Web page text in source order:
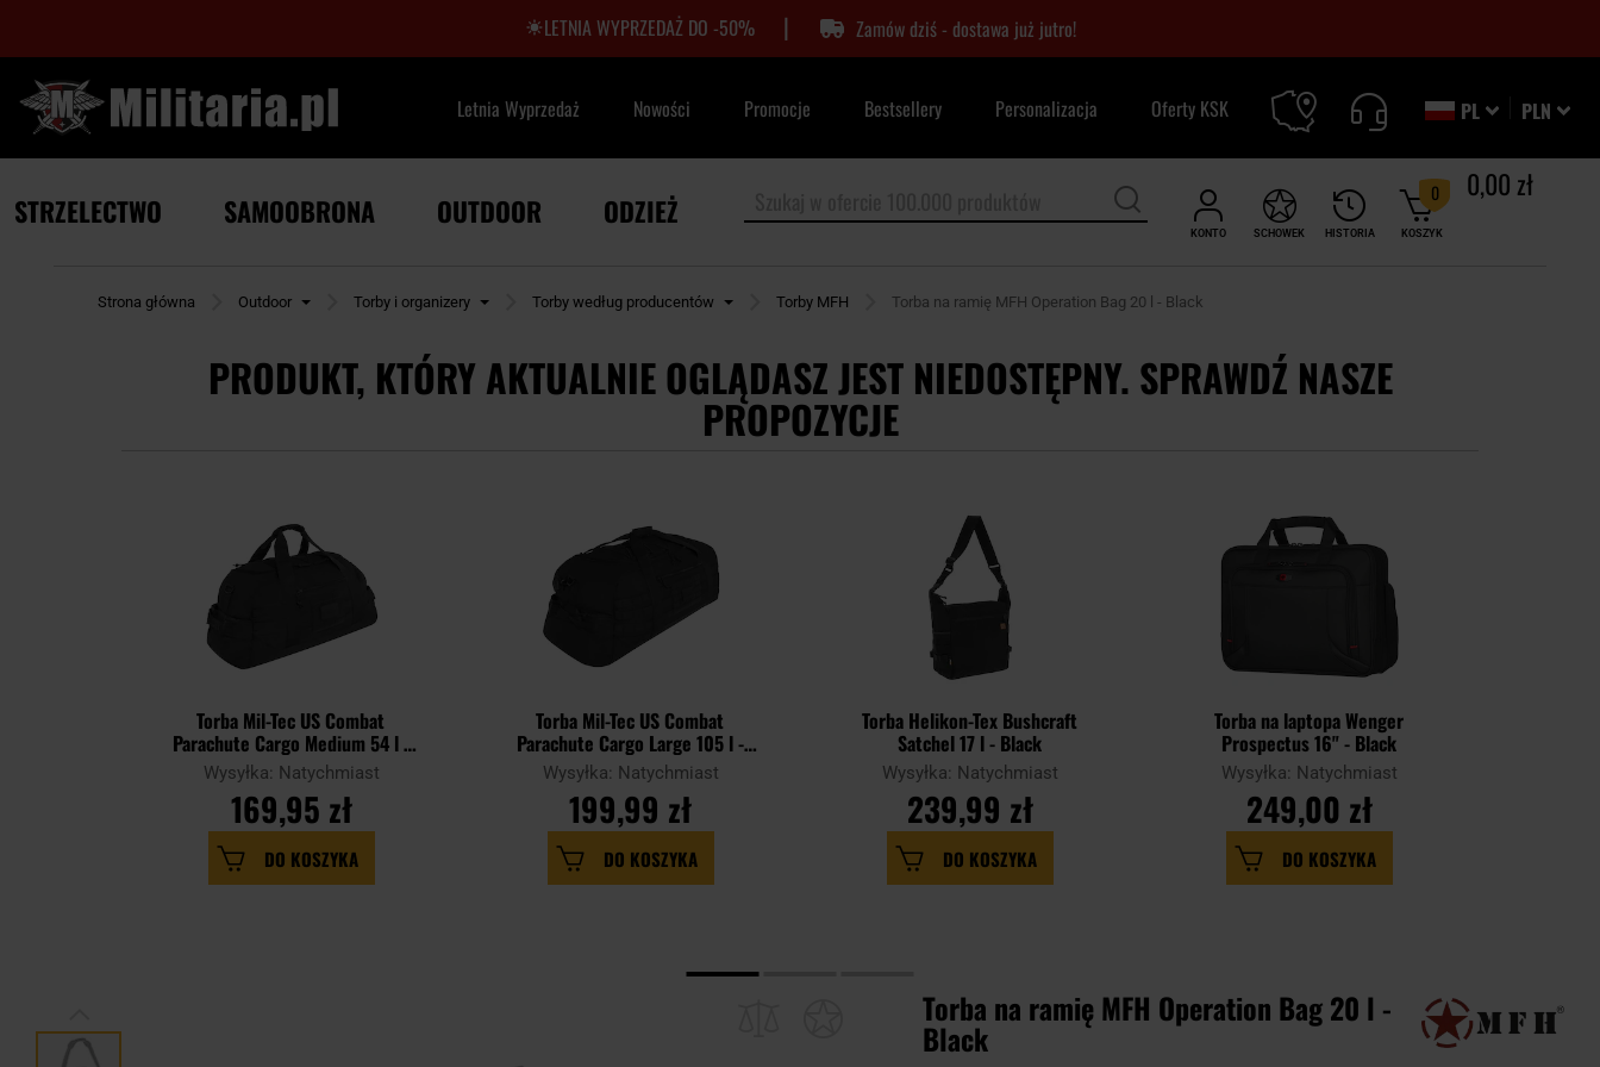
LETNIA WYPRZEDAŻ DO -50% | Zamów dziś - dostawa już jutro!
PLN
PL
Letnia Wyprzedaż Nowości Promocje Bestsellery Personalizacja Oferty KSK
KONTO HISTORIA
SCHOWEK KOSZYK
0 0,00 zł
STRZELECTWO SAMOOBRONA OUTDOOR ODZIEŻ
Strona główna Outdoor Torby i organizery Torby według producentów Torby MFH Torba na ramię MFH Operation Bag 20 l - Black
PRODUKT, KTÓRY AKTUALNIE OGLĄDASZ JEST NIEDOSTĘPNY. SPRAWDŹ NASZE
PROPOZYCJE
Torba Mil-Tec US Combat
Parachute Cargo Medium 54 l -
Black
Wysyłka: Natychmiast
169,95 zł
DO KOSZYKA
Torba Mil-Tec US Combat
Parachute Cargo Large 105 l -
Black
Wysyłka: Natychmiast
199,99 zł
DO KOSZYKA
Torba Helikon-Tex Bushcraft
Satchel 17 l - Black
Wysyłka: Natychmiast
239,99 zł
DO KOSZYKA
Torba na laptopa Wenger
Prospectus 16" - Black
Wysyłka: Natychmiast
249,00 zł
DO KOSZYKA
Torba na ramię MFH Operation Bag 20 l -
Black